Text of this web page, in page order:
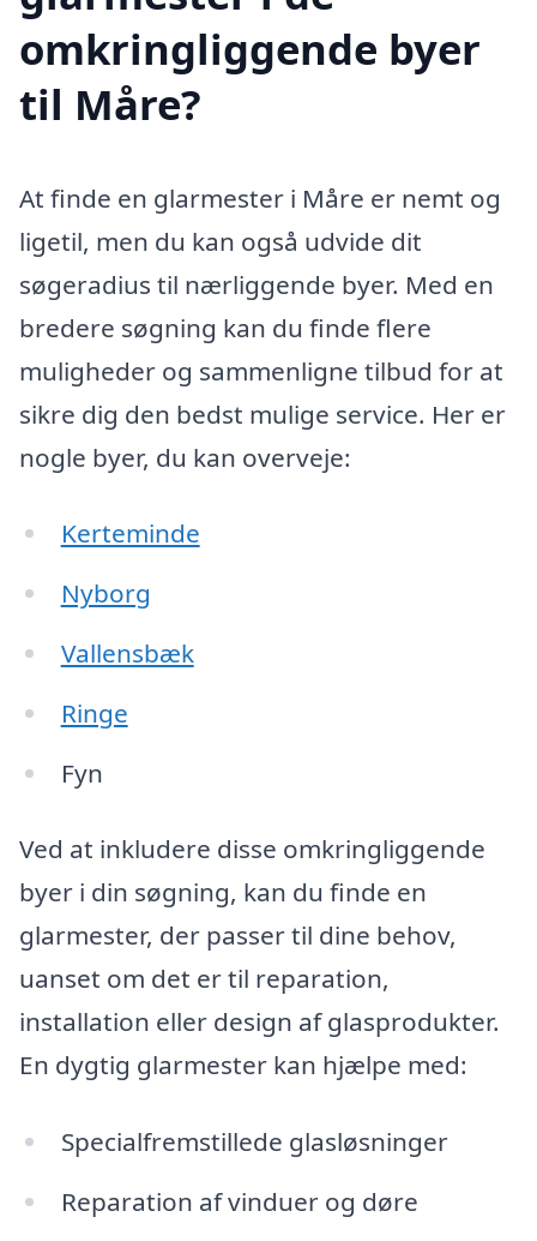
omkringliggende byer
til Måre?
At finde en glarmester i Måre er nemt og
ligetil, men du kan også udvide dit
søgeradius til nærliggende byer. Med en
bredere søgning kan du finde flere
muligheder og sammenligne tilbud for at
sikre dig den bedst mulige service. Her er
nogle byer, du kan overveje:
Kerteminde
Nyborg
Vallensbæk
Ringe
Fyn
Ved at inkludere disse omkringliggende
byer i din søgning, kan du finde en
glarmester, der passer til dine behov,
uanset om det er til reparation,
installation eller design af glasprodukter.
En dygtig glarmester kan hjælpe med:
Specialfremstillede glasløsninger
Reparation af vinduer og døre